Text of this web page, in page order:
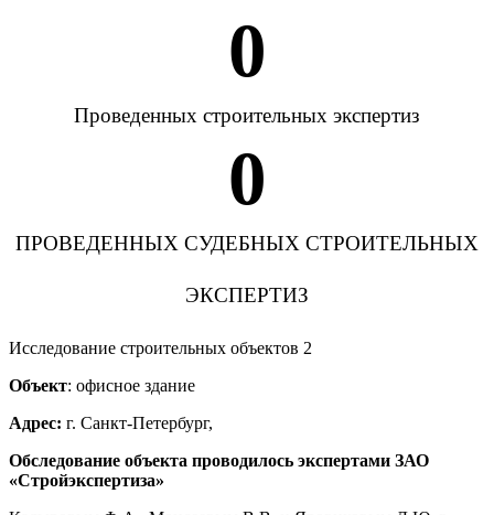
0
Проведенных строительных экспертиз
0
ПРОВЕДЕННЫХ СУДЕБНЫХ СТРОИТЕЛЬНЫХ
ЭКСПЕРТИЗ
Исследование строительных объектов 2
Объект: офисное здание
Адрес: г. Санкт-Петербург,
Обследование объекта проводилось экспертами ЗАО
«Стройэкспертиза»